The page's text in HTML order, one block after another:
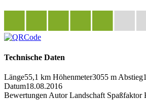
Technische Daten
Länge55,1 km Höhenmeter3055 m Abstieg
Datum18.08.2016
Bewertungen Autor Landschaft Spaßfaktor